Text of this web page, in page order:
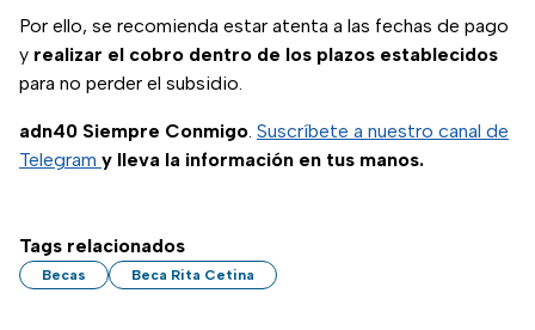
Por ello, se recomienda estar atenta a las fechas de pago
y realizar el cobro dentro de los plazos establecidos
para no perder el subsidio.
adn40 Siempre Conmigo. Suscríbete a nuestro canal de
Telegram y lleva la información en tus manos.
Tags relacionados
Becas Beca Rita Cetina